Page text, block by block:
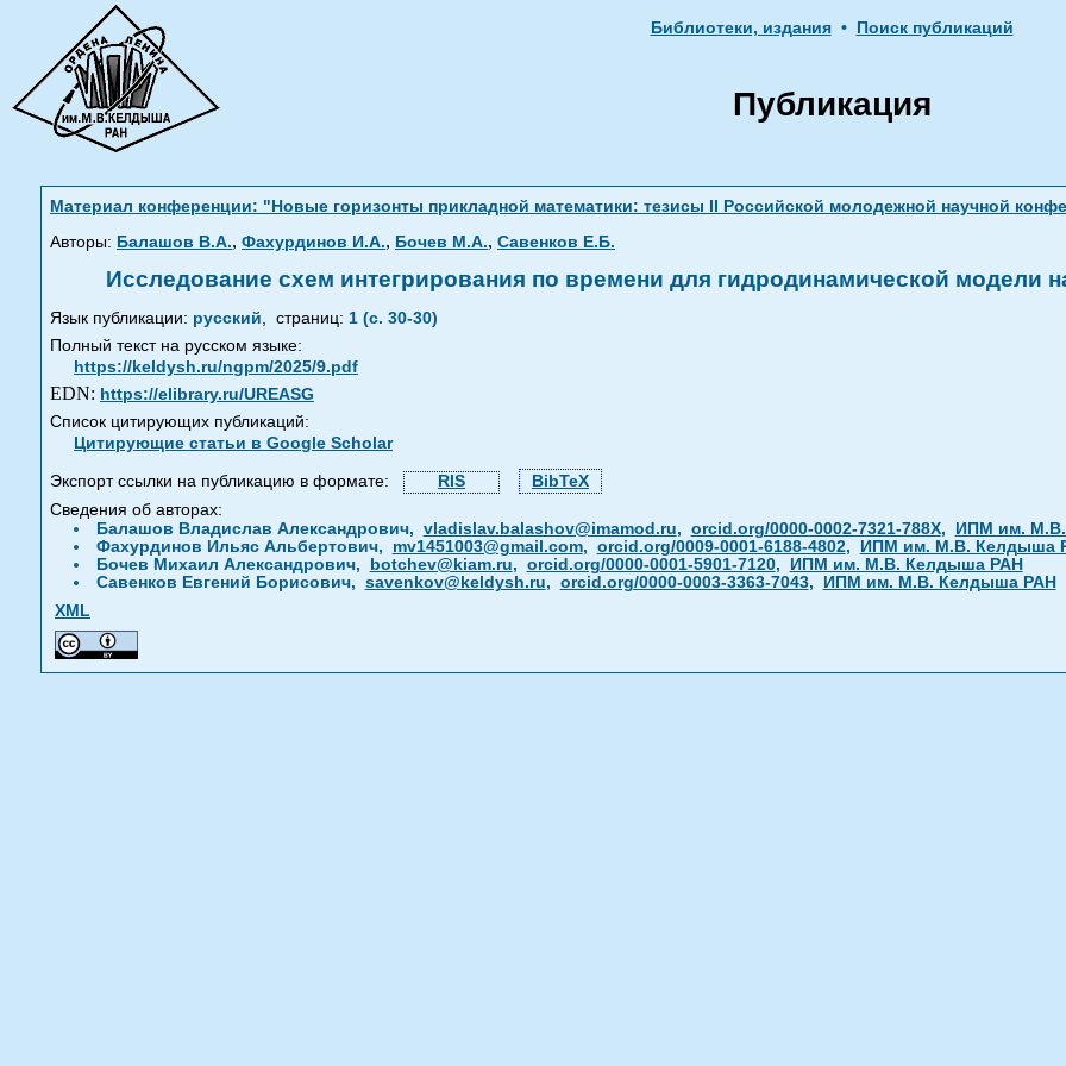
Библиотеки, издания • Поиск публикаций
Публикация
Материал конференции: "Новые горизонты прикладной математики: тезисы II Российской молодежной научной
Авторы: Балашов В.А., Фахурдинов И.А., Бочев М.А., Савенков Е.Б.
Исследование схем интегрирования по времени для гидродинамической модели
Язык публикации: русский, страниц: 1 (с. 30-30)
Полный текст на русском языке:
https://keldysh.ru/ngpm/2025/9.pdf
EDN: https://elibrary.ru/UREASG
Список цитирующих публикаций:
Цитирующие статьи в Google Scholar
Экспорт ссылки на публикацию в формате: RIS
BibTeX
Сведения об авторах:
Балашов Владислав Александрович, vladislav.balashov@imamod.ru, orcid.org/0000-0002-7321-788X,
ИПМ им.
Фахурдинов Ильяс Альбертович, mv1451003@gmail.com, orcid.org/0009-0001-6188-4802,
ИПМ им. М.В. Келдыша
Бочев Михаил Александрович,
botchev@kiam.ru, orcid.org/0000-0001-5901-7120,
ИПМ им. М.В. Келдыша РАН
Савенков Евгений Борисович, savenkov@keldysh.ru, orcid.org/0000-0003-3363-7043,
ИПМ им. М.В. Келдыша РАН
XML